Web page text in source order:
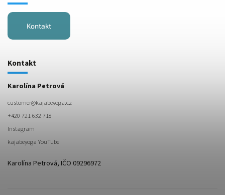
Kontakt
Kontakt
Karolína Petrová
customer@kajabeyoga.cz
+420 721 632 718
Instagram
kajabeyoga YouTube
Karolína Petrová, IČO 09296972